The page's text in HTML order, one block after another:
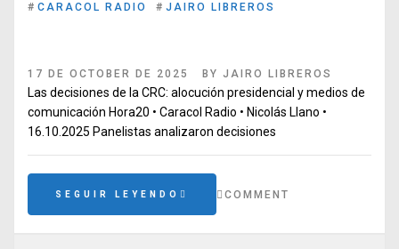
# CARACOL RADIO # JAIRO LIBREROS
17 DE OCTOBER DE 2025 BY JAIRO LIBREROS
Las decisiones de la CRC: alocución presidencial y medios de
comunicación Hora20 • Caracol Radio • Nicolás Llano •
16.10.2025 Panelistas analizaron decisiones
SEGUIR LEYENDO COMMENT